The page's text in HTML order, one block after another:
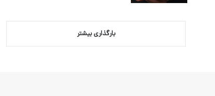
بارگذاری بیشتر